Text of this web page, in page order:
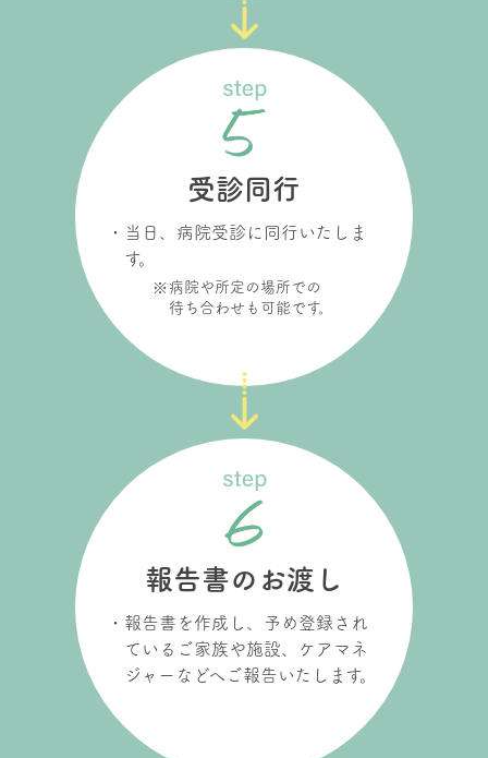
受診同行
当日、病院受診に同行いたしま
す。
病院や所定の場所での
待ち合わせも可能です。
報告書のお渡し
報告書を作成し、予め登録され
ているご家族や施設、ケアマネ
ジャーなどへご報告いたします。